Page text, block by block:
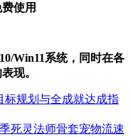
使用
10/Win11系统，同时在各
现。
标规划与全成就达成指
死灵法师骨套宠物流速